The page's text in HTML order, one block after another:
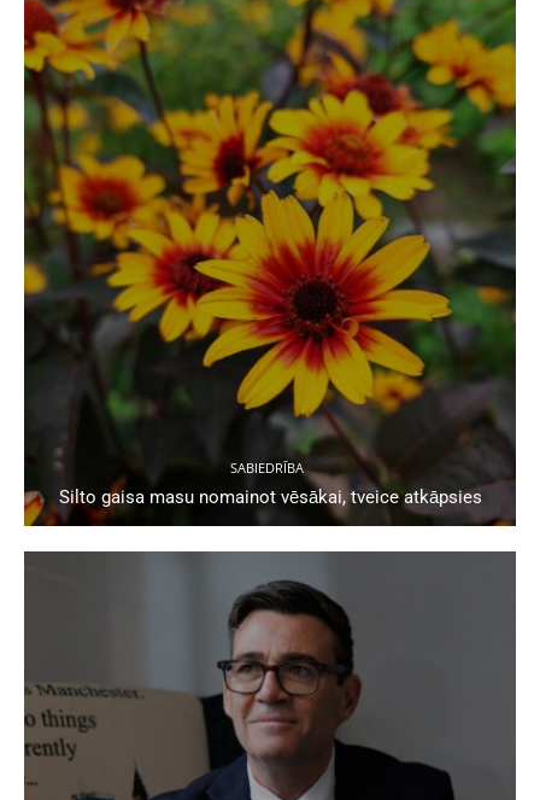
SABIEDRĪBA
Silto gaisa masu nomainot vēsākai, tveice atkāpsies